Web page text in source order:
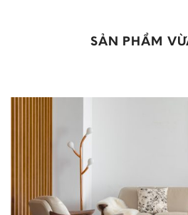
SẢN PHẨM